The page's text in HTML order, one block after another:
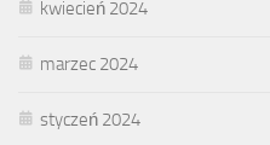
kwiecień 2024
marzec 2024
styczeń 2024